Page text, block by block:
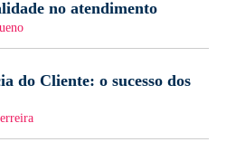
no atendimento
do Cliente: o sucesso dos